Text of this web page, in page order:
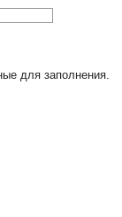
для заполнения.